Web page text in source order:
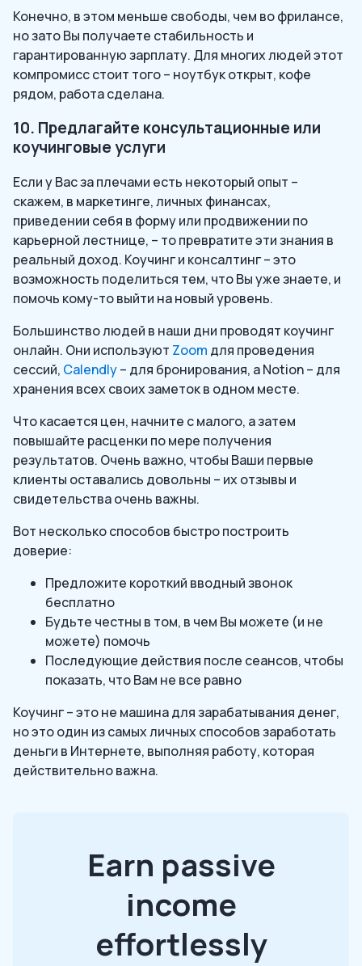
Конечно, в этом меньше свободы, чем во фрилансе,
но зато Вы получаете стабильность и
гарантированную зарплату. Для многих людей этот
компромисс стоит того – ноутбук открыт, кофе
рядом, работа сделана.
10. Предлагайте консультационные или
коучинговые услуги
Если у Вас за плечами есть некоторый опыт –
скажем, в маркетинге, личных финансах,
приведении себя в форму или продвижении по
карьерной лестнице, – то превратите эти знания в
реальный доход. Коучинг и консалтинг – это
возможность поделиться тем, что Вы уже знаете, и
помочь кому-то выйти на новый уровень.
Большинство людей в наши дни проводят коучинг
онлайн. Они используют Zoom для проведения
сессий, Calendly– для бронирования, а Notion – для
хранения всех своих заметок в одном месте.
Что касается цен, начните с малого, а затем
повышайте расценки по мере получения
результатов. Очень важно, чтобы Ваши первые
клиенты оставались довольны – их отзывы и
свидетельства очень важны.
Вот несколько способов быстро построить
доверие:
Предложите короткий вводный звонок
бесплатно
Будьте честны в том, в чем Вы можете (и не
можете) помочь
Последующие действия после сеансов, чтобы
показать, что Вам не все равно
Коучинг – это не машина для зарабатывания денег,
но это один из самых личных способов заработать
деньги в Интернете, выполняя работу, которая
действительно важна.
Earn passive
income
effortlessly